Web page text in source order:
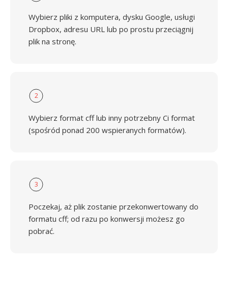
Wybierz pliki z komputera, dysku Google, usługi
Dropbox, adresu URL lub po prostu przeciągnij
plik na stronę.
2
Wybierz format cff lub inny potrzebny Ci format
(spośród ponad 200 wspieranych formatów).
3
Poczekaj, aż plik zostanie przekonwertowany do
formatu cff; od razu po konwersji możesz go
pobrać.